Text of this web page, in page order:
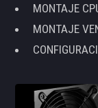
MONTAJE
MONTAJE